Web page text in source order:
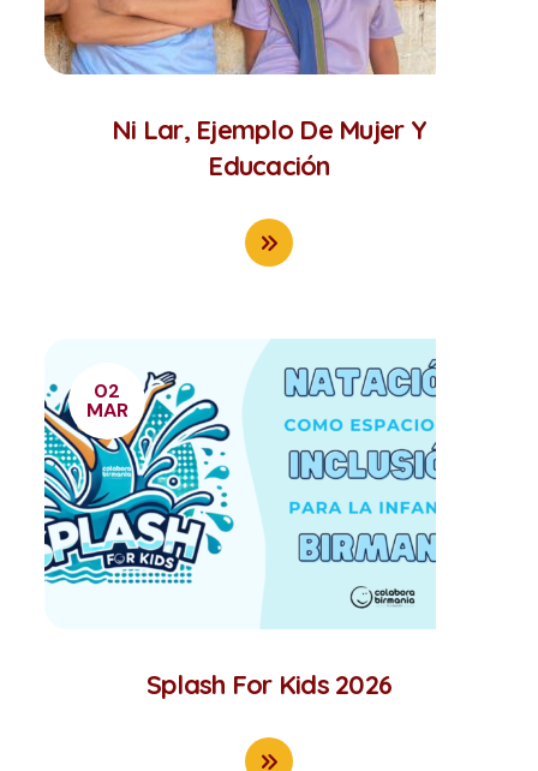
Ni Lar, Ejemplo De Mujer Y
Educación
02
MAR
Splash For Kids 2026